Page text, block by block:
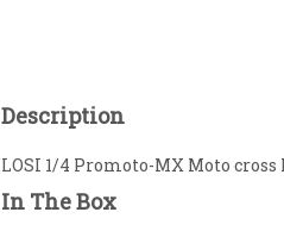
Description
LOSI 1/4 Promoto-MX Moto cross
In The Box